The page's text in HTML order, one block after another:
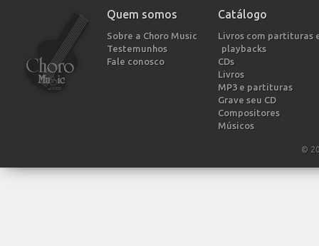
Quem somos
Sobre a Choro Music
Testemunhos
Fale conosco
Catálogo
Livros com partituras
playbacks
CDs
Livros
MP3 e partituras
Grave seu CD
Compositores
Músicos
©